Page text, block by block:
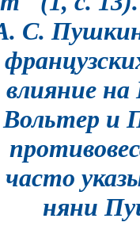
С.
влияние
Вольтер и
часто
няни